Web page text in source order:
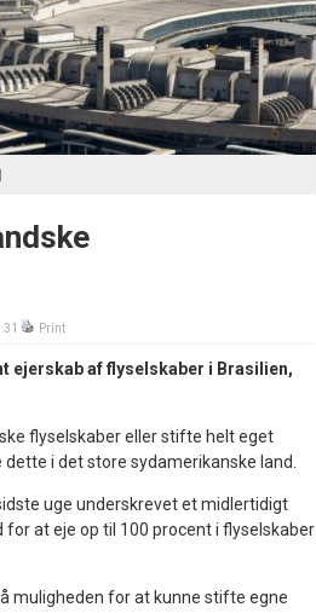
Print
ejerskab af flyselskaber i Brasilien,
flyselskaber eller stifte helt eget
i det store sydamerikanske land.
uge underskrevet et midlertidigt
at eje op til 100 procent i flyselskaber
muligheden for at kunne stifte egne